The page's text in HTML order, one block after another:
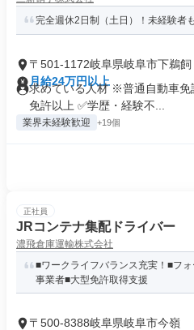
完全週休2日制（土日）！未経験者
〒501-1172岐阜県岐阜市下鵜飼
月給24万円以上
求めている人材 ※普通自動車
免許以上 ✅学歴・経験不...
業界未経験歓迎 +19個
正社員
JRコンテナ集配ドライバー
濃飛倉庫運輸株式会社
■ワークライフバランス充実！■フ
事業者■大型免許取得支援
〒500-8388岐阜県岐阜市今嶺